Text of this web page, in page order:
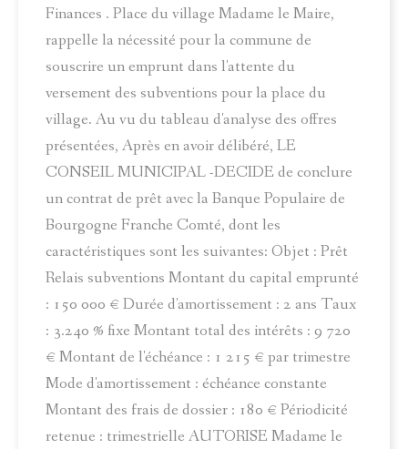
Finances . Place du village Madame le Maire,
rappelle la nécessité pour la commune de
souscrire un emprunt dans l'attente du
versement des subventions pour la place du
village. Au vu du tableau d'analyse des offres
présentées, Après en avoir délibéré, LE
CONSEIL MUNICIPAL -DECIDE de conclure
un contrat de prêt avec la Banque Populaire de
Bourgogne Franche Comté, dont les
caractéristiques sont les suivantes: Objet : Prêt
Relais subventions Montant du capital emprunté
: 150 000 € Durée d'amortissement : 2 ans Taux
: 3.240 % fixe Montant total des intérêts : 9 720
€ Montant de l'échéance : 1 215 € par trimestre
Mode d'amortissement : échéance constante
Montant des frais de dossier : 180 € Périodicité
retenue : trimestrielle AUTORISE Madame le